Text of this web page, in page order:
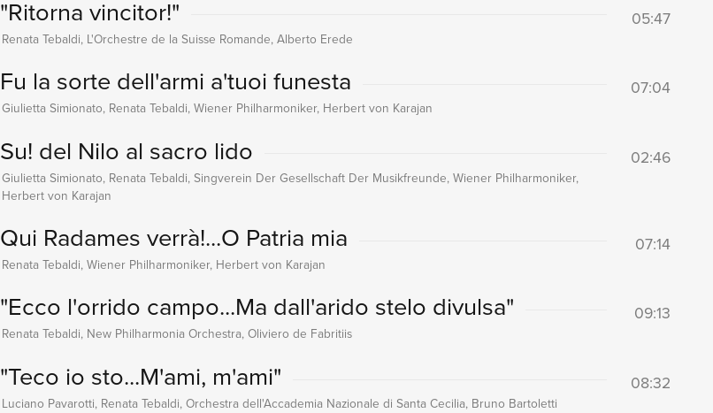
"Ritorna vincitor!" 05:47
Renata Tebaldi, L'Orchestre de la Suisse Romande, Alberto Erede
Fu la sorte dell'armi a'tuoi funesta 07:04
Giulietta Simionato, Renata Tebaldi, Wiener Philharmoniker, Herbert von Karajan
Su! del Nilo al sacro lido 02:46
Giulietta Simionato, Renata Tebaldi, Singverein Der Gesellschaft Der Musikfreunde, Wiener Philharmoniker,
Herbert von Karajan
Qui Radames verrà!...O Patria mia 07:14
Renata Tebaldi, Wiener Philharmoniker, Herbert von Karajan
"Ecco l'orrido campo...Ma dall'arido stelo divulsa" 09:13
Renata Tebaldi, New Philharmonia Orchestra, Oliviero de Fabritiis
"Teco io sto...M'ami, m'ami" 08:32
Luciano Pavarotti, Renata Tebaldi, Orchestra dell'Accademia Nazionale di Santa Cecilia, Bruno Bartoletti